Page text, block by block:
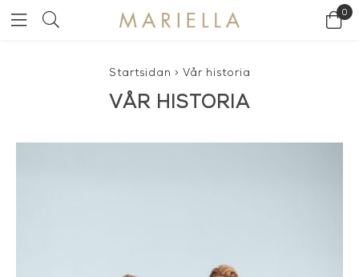
0
Startsidan > Vår historia
VÅR HISTORIA